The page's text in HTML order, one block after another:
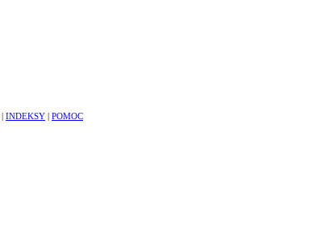
INDEKSY
POMOC